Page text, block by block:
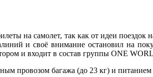
на самолет, так как от идеи поездок
и своё внимание остановил на
и входит в состав группы ONE
провозом багажа (до 23 кг) и питанием